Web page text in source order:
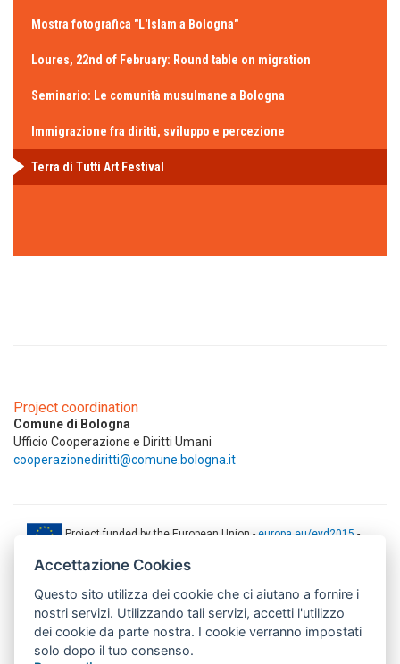
Mostra fotografica "L'Islam a Bologna"
Loures, 22nd of February: Round table on migration
Seminario: Le comunità musulmane a Bologna
Immigrazione fra diritti, sviluppo e percezione
Terra di Tutti Art Festival
Project coordination
Comune di Bologna
Ufficio Cooperazione e Diritti Umani
cooperazionediritti@comune.bologna.it
Project funded by the European Union -europa.eu/eyd2015 -
European Union. The contents of this document are the sole
responsibility of AMITIE CODE partners and can under no
circumstances be regarded as reflecting the position of the European
Union.
www.aics.gov.it
Accettazione Cookies
Questo sito utilizza dei cookie che ci aiutano a fornire i
nostri servizi. Utilizzando tali servizi, accetti l'utilizzo
dei cookie da parte nostra. I cookie verranno impostati
solo dopo il tuo consenso.